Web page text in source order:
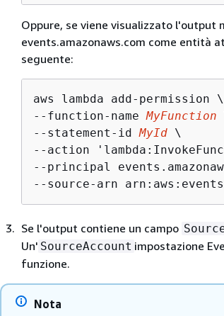
Oppure, se viene visualizzato l'output
events.amazonaws.com come entità
seguente:
aws lambda add-permission \
--function-name MyFunction
--statement-id MyId \
--action
--principal
--source-arn
Se l'output contiene un campo
Un' SourceAccount impostazione
funzione.
Nota